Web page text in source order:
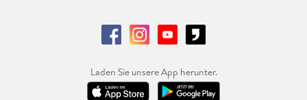
Laden Sie unsere App herunter.